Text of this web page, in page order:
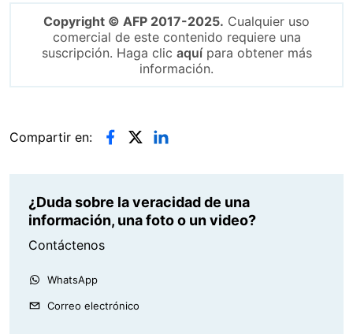
Copyright © AFP 2017-2025. Cualquier uso
comercial de este contenido requiere una
suscripción. Haga clic aquípara obtener más
información.
Compartir en:
¿Duda sobre la veracidad de una
información, una foto o un video?
Contáctenos
WhatsApp
Correo electrónico